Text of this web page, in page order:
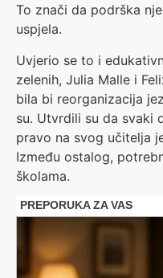
To znači da podrška
uspjela.
Uvjerio se to i
zelenih, Julia Malle i
bila bi reorganizacija
su. Utvrdili su da svaki
pravo na svog učitelja
Između ostalog,
školama.